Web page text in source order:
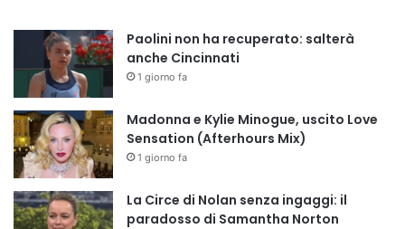
Paolini non ha recuperato: salterà
anche Cincinnati
1 giorno fa
Madonna e Kylie Minogue, uscito Love
Sensation (Afterhours Mix)
1 giorno fa
La Circe di Nolan senza ingaggi: il
paradosso di Samantha Norton